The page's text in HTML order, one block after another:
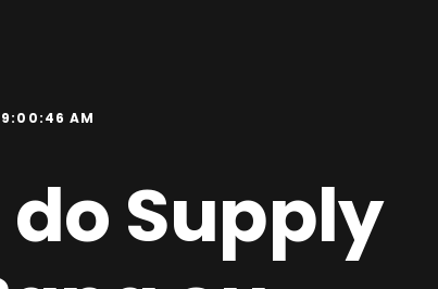
9:00:46 AM
Supply